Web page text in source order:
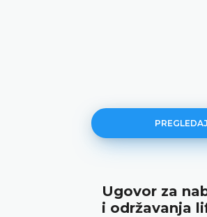
Ugovor za
i održavanja